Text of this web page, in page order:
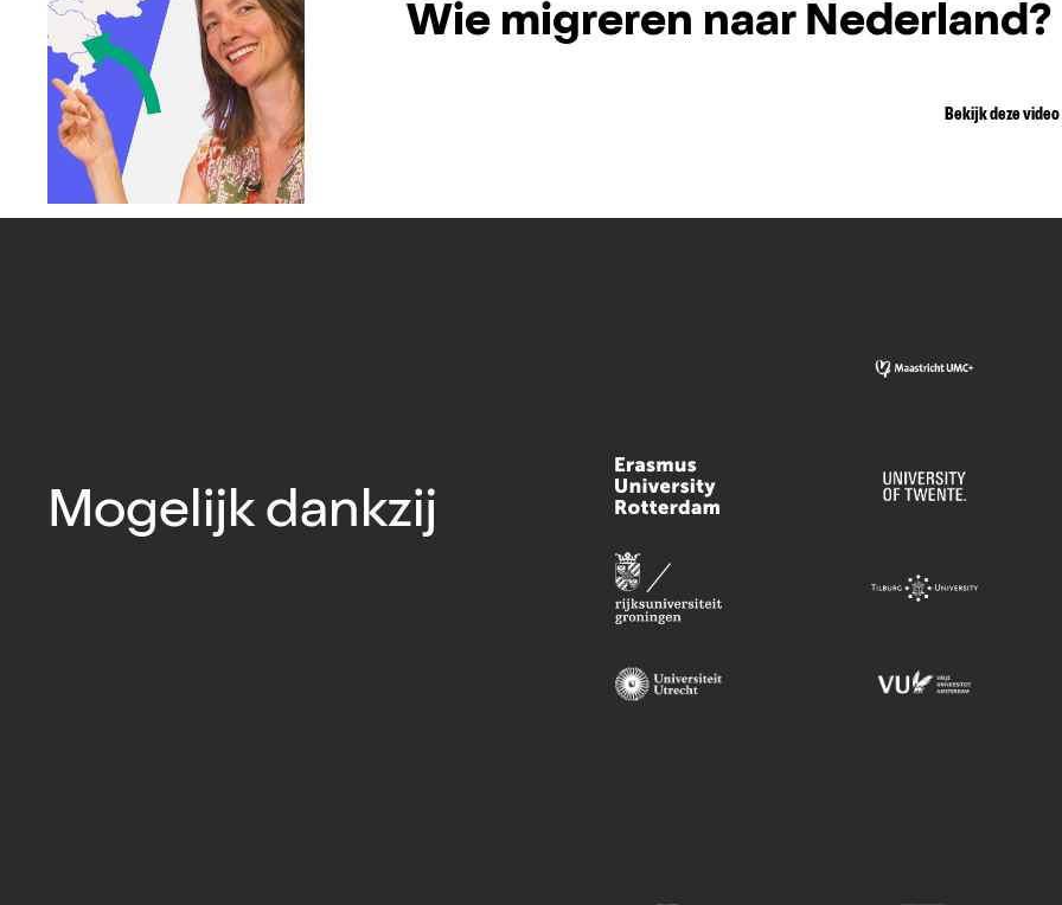
Wie migreren naar Nederland?
Bekijk deze video
Mogelijk dankzij